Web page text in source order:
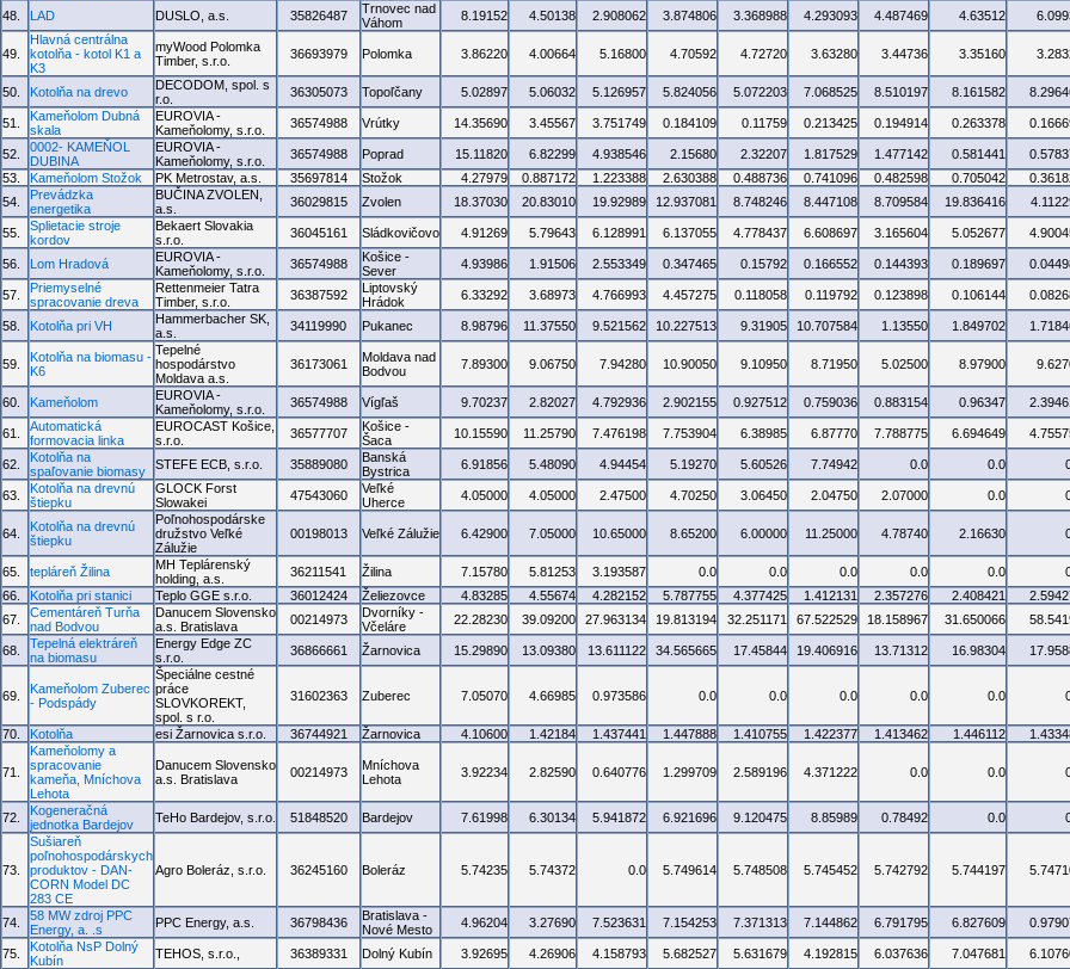
48. LAD DUSLO, a.s. 35826487
Trnovec nad
Váhom
8.19152 4.50138 2.908062 3.874806 3.368988 4.293093 4.487469 4.63512
49.
Hlavná centrálna
kotolňa - kotol K1 a
K3
myWood Polomka
Timber, s.r.o.
36693979 Polomka 3.86220 4.00664 5.16800 4.70592 4.72720 3.63280 3.44736 3.35160
50. Kotolňa na drevo
DECODOM, spol. s
r.o.
36305073 Topoľčany 5.02897 5.06032 5.126957 5.824056 5.072203 7.068525 8.510197 8.161582
51.
Kameňolom Dubná
skala
EUROVIA -
Kameňolomy, s.r.o.
36574988 Vrútky 14.35690 3.45567 3.751749 0.184109 0.11759 0.213425 0.194914 0.263378
52.
0002- KAMEŇOL
DUBINA
EUROVIA -
Kameňolomy, s.r.o.
36574988 Poprad 15.11820 6.82299 4.938546 2.15680 2.32207 1.817529 1.477142 0.581441
53.
Kameňolom Stožok PK Metrostav, a.s. 35697814 Stožok 4.27979 0.887172 1.223388 2.630388 0.488736 0.741096 0.482598 0.705042
54.
Prevádzka
energetika
BUČINA ZVOLEN,
a.s.
36029815 Zvolen 18.37030 20.83010 19.92989 12.937081 8.748246 8.447108 8.709584 19.836416
55.
Splietacie stroje
kordov
Bekaert Slovakia
s.r.o.
36045161 Sládkovičovo 4.91269 5.79643 6.128991 6.137055 4.778437 6.608697 3.165604 5.052677
56. Lom Hradová
EUROVIA -
Kameňolomy, s.r.o.
36574988
Košice -
Sever
4.93986 1.91506 2.553349 0.347465 0.15792 0.166552 0.144393 0.189697
57.
Priemyselné
spracovanie dreva
Rettenmeier Tatra
Timber, s.r.o.
36387592
Liptovský
Hrádok
6.33292 3.68973 4.766993 4.457275 0.118058 0.119792 0.123898 0.106144
58. Kotolňa pri VH
Hammerbacher SK,
a.s.
34119990 Pukanec 8.98796 11.37550 9.521562 10.227513 9.31905 10.707584 1.13550 1.849702
59.
Kotolňa na biomasu -
K6
Tepelné
hospodárstvo
Moldava a.s.
36173061
Moldava nad
Bodvou
7.89300 9.06750 7.94280 10.90050 9.10950 8.71950 5.02500 8.97900
60. Kameňolom
EUROVIA -
Kameňolomy, s.r.o.
36574988 Vígľaš 9.70237 2.82027 4.792936 2.902155 0.927512 0.759036 0.883154 0.96347
61.
Automatická
formovacia linka
EUROCAST Košice,
s.r.o.
36577707
Košice -
Šaca
10.15590 11.25790 7.476198 7.753904 6.38985 6.87770 7.788775 6.694649
62.
Kotolňa na
spaľovanie biomasy
STEFE ECB, s.r.o. 35889080
Banská
Bystrica
6.91856 5.48090 4.94454 5.19270 5.60526 7.74942 0.0 0.0
63.
Kotolňa na drevnú
štiepku
GLOCK Forst
Slowakei
47543060
Veľké
Uherce
4.05000 4.05000 2.47500 4.70250 3.06450 2.04750 2.07000 0.0
64.
Kotolňa na drevnú
štiepku
Poľnohospodárske
družstvo Veľké
Zálužie
00198013 Veľké Zálužie 6.42900 7.05000 10.65000 8.65200 6.00000 11.25000 4.78740 2.16630
65. tepláreň Žilina
MH Teplárenský
holding, a.s.
36211541 Žilina 7.15780 5.81253 3.193587 0.0 0.0 0.0 0.0 0.0
66.
Kotolňa pri stanici Teplo GGE s.r.o. 36012424 Želiezovce 4.83285 4.55674 4.282152 5.787755 4.377425 1.412131 2.357276 2.408421
67.
Cementáreň Turňa
nad Bodvou
Danucem Slovensko
a.s. Bratislava
00214973
Dvorníky -
Včeláre
22.28230 39.09200 27.963134 19.813194 32.251171 67.522529 18.158967 31.650066
68.
Tepelná elektráreň
na biomasu
Energy Edge ZC
s.r.o.
36866661 Žarnovica 15.29890 13.09380 13.611122 34.565665 17.45844 19.406916 13.71312 16.98304
69.
Kameňolom Zuberec
- Podspády
Špeciálne cestné
práce
SLOVKOREKT,
spol. s r.o.
31602363 Zuberec 7.05070 4.66985 0.973586 0.0 0.0 0.0 0.0 0.0
70. Kotolňa esi Žarnovica s.r.o. 36744921 Žarnovica 4.10600 1.42184 1.437441 1.447888 1.410755 1.422377 1.413462 1.446112
71.
Kameňolomy a
spracovanie
kameňa, Mníchova
Lehota
Danucem Slovensko
a.s. Bratislava
00214973
Mníchova
Lehota
3.92234 2.82590 0.640776 1.299709 2.589196 4.371222 0.0 0.0
72.
Kogeneračná
jednotka Bardejov
TeHo Bardejov, s.r.o. 51848520 Bardejov 7.61998 6.30134 5.941872 6.921696 9.120475 8.85989 0.78492 0.0
73.
Sušiareň
poľnohospodárskych
produktov - DAN-
CORN Model DC
283 CE
Agro Boleráz, s.r.o. 36245160 Boleráz 5.74235 5.74372 0.0 5.749614 5.748508 5.745452 5.742792 5.744197
74.
58 MW zdroj PPC
Energy, a. .s
PPC Energy, a.s. 36798436
Bratislava -
Nové Mesto
4.96204 3.27690 7.523631 7.154253 7.371313 7.144862 6.791795 6.827609
75.
Kotolňa NsP Dolný
Kubín
TEHOS, s.r.o., 36389331 Dolný Kubín 3.92695 4.26906 4.158793 5.682527 5.631679 4.192815 6.037636 7.047681